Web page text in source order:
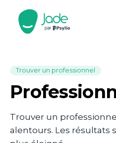
Trouver un professionnel
Trouver un
alentours. Les résultats